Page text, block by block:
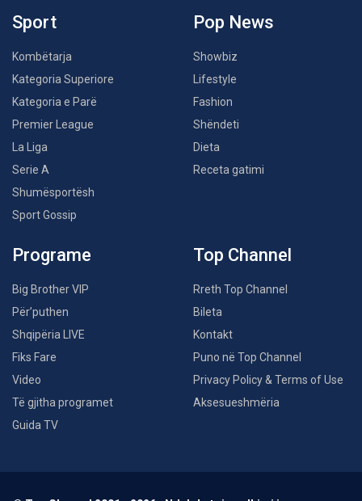
Sport
Kombëtarja
Kategoria Superiore
Kategoria e Parë
Premier League
La Liga
Serie A
Shumësportësh
Sport Gossip
Pop News
Showbiz
Lifestyle
Fashion
Shëndeti
Dieta
Receta gatimi
Programe
Big Brother VIP
Për’puthen
Shqipëria LIVE
Fiks Fare
Video
Të gjitha programet
Guida TV
Top Channel
Rreth Top Channel
Bileta
Kontakt
Puno në Top Channel
Privacy Policy & Terms of Use
Aksesueshmëria